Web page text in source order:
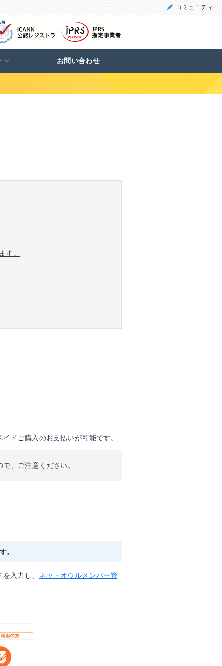
コミュニティ
お問い合わせ
す。
ドご購入のお支払いが可能です。
、ご注意ください。
。
入力し、 ネットオウルメンバー管